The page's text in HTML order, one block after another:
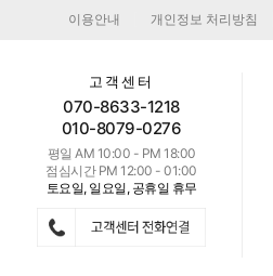
이용안내 개인정보 처리방침
고객센터
070-8633-1218
010-8079-0276
평일 AM 10:00 - PM 18:00
점심시간 PM 12:00 - 01:00
토요일, 일요일, 공휴일 휴무